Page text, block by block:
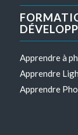
Apprendre à
Apprendre
Apprendre